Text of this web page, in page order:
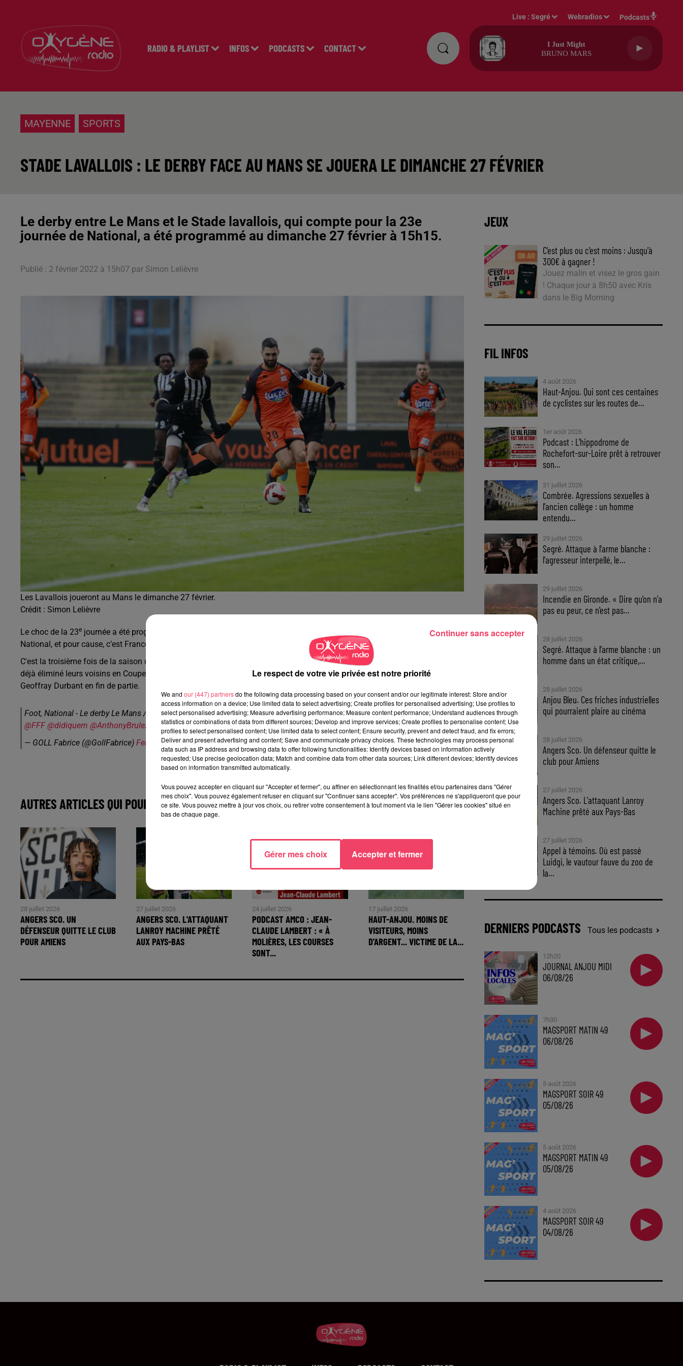
RADIO & PLAYLIST INFOS PODCASTS CONTACT
Live :Segré Webradios Podcasts
I Just Might
BRUNO MARS
MAYENNE SPORTS
STADE LAVALLOIS : LE DERBY FACE AU MANS SE JOUERA LE DIMANCHE 27 FÉVRIER
Le derby entre Le Mans et le Stade lavallois, qui compte pour la 23e
journée de National, a été programmé au dimanche 27 février à 15h15.
Publié : 2 février 2022 à 15h07 par Simon Lelièvre
Les Lavallois joueront au Mans le dimanche 27 février.
Crédit : Simon Lelièvre
Le choc de la 23e journée a été programmé le dimanche 27 février, en après-midi (15h15). Un horaire particulier pour le
National, et pour cause, c’est France 3 Pays de la Loire qui diffusera cette rencontre en clair à la télévision.
C'est la troisième fois de la saison que les Tango rencontreront Le Mans puisque, outre le championnat, les Mayennais ont
déjà éliminé leurs voisins en Coupe de France. Au match aller, le Stade lavallois l'avait emporté 2-1 grâce à un but de
Geoffray Durbant en fin de partie.
Foot, National - Le derby Le Mans / Laval ce sera sur@F3PaysdelaLoirele dimanche 27 février à 15h15. Et nulle part ailleurs.
@FFF @didiquem @AnthonyBrulez
@o_brumelot
— GOLL Fabrice (@GollFabrice) February 1, 2022
AUTRES ARTICLES QUI POURRAIENT VOUS INTÉRESSER
28 juillet 2026
ANGERS SCO. UN
DÉFENSEUR QUITTE LE CLUB
POUR AMIENS
27 juillet 2026
ANGERS SCO. L'ATTAQUANT
LANROY MACHINE PRÊTÉ
AUX PAYS-BAS
24 juillet 2026
PODCAST AMCO : JEAN-
CLAUDE LAMBERT : « À
MOLIÈRES, LES COURSES
SONT...
17 juillet 2026
HAUT-ANJOU. MOINS DE
VISITEURS, MOINS
D'ARGENT... VICTIME DE LA...
JEUX
C'est plus ou c'est moins : Jusqu'à
300€ à gagner !
Jouez malin et visez le gros gain
! Chaque jour à 8h50 avec Kris
dans le Big Morning
FIL INFOS
4 août 2026
Haut-Anjou. Qui sont ces centaines
de cyclistes sur les routes de...
1er août 2026
Podcast : L’hippodrome de
Rochefort-sur-Loire prêt à retrouver
son...
31 juillet 2026
Combrée. Agressions sexuelles à
l'ancien collège : un homme
entendu...
29 juillet 2026
Segré. Attaque à l'arme blanche :
l'agresseur interpellé, le...
29 juillet 2026
Incendie en Gironde. « Dire qu'on n'a
pas eu peur, ce n'est pas...
28 juillet 2026
Segré. Attaque à l'arme blanche : un
homme dans un état critique,...
28 juillet 2026
Anjou Bleu. Ces friches industrielles
qui pourraient plaire au cinéma
28 juillet 2026
Angers Sco. Un défenseur quitte le
club pour Amiens
27 juillet 2026
Angers Sco. L'attaquant Lanroy
Machine prêté aux Pays-Bas
27 juillet 2026
Appel à témoins. Où est passé
Luidgi, le vautour fauve du zoo de
la...
DERNIERS PODCASTS Tous les podcasts
12h20
JOURNAL ANJOU MIDI
06/08/26
7h30
MAGSPORT MATIN 49
06/08/26
5 août 2026
MAGSPORT SOIR 49
05/08/26
5 août 2026
MAGSPORT MATIN 49
05/08/26
4 août 2026
MAGSPORT SOIR 49
04/08/26
Le respect de votre vie privée est notre priorité
We and our (447) partnersdo the following data processing based on your consent and/or our legitimate interest: Store and/or
access information on a device; Use limited data to select advertising; Create profiles for personalised advertising; Use profiles to
select personalised advertising; Measure advertising performance; Measure content performance; Understand audiences through
statistics or combinations of data from different sources; Develop and improve services; Create profiles to personalise content; Use
profiles to select personalised content; Use limited data to select content; Ensure security, prevent and detect fraud, and fix errors;
Deliver and present advertising and content; Save and communicate privacy choices. These technologies may process personal
data such as IP address and browsing data to offer following functionalities: Identify devices based on information actively
requested; Use precise geolocation data; Match and combine data from other data sources; Link different devices; Identify devices
based on information transmitted automatically.
Vous pouvez accepter en cliquant sur "Accepter et fermer", ou affiner en sélectionnant les finalités et/ou partenaires dans "Gérer
mes choix". Vous pouvez également refuser en cliquant sur "Continuer sans accepter". Vos préférences ne s'appliqueront que pour
ce site. Vous pouvez mettre à jour vos choix, ou retirer votre consentement à tout moment via le lien "Gérer les cookies" situé en
bas de chaque page.
Gérer mes choix Accepter et fermer
Continuer sans accepter